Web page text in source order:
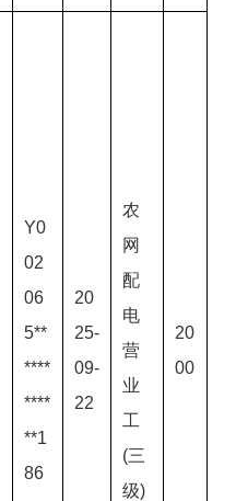
Y0
02
06
5**
****
****
**1
86
20
25-
09-
22
农
网
配
电
营
业
工
(三
级)
20
00